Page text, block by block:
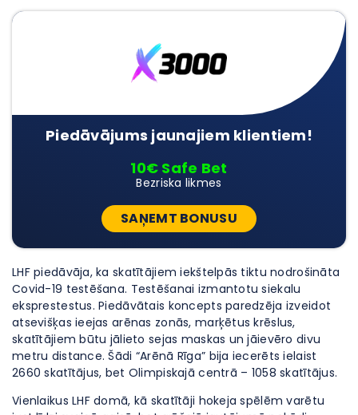
Piedāvājums jaunajiem klientiem!
10€ Safe Bet
Bezriska likmes
SAŅEMT BONUSU
LHF piedāvāja, ka skatītājiem iekštelpās tiktu nodrošināta
Covid-19 testēšana. Testēšanai izmantotu siekalu
eksprestestus. Piedāvātais koncepts paredzēja izveidot
atsevišķas ieejas arēnas zonās, marķētus krēslus,
skatītājiem būtu jālieto sejas maskas un jāievēro divu
metru distance. Šādi “Arēnā Rīga” bija iecerēts ielaist
2660 skatītājus, bet Olimpiskajā centrā – 1058 skatītājus.
Vienlaikus LHF domā, kā skatītāji hokeja spēlēm varētu